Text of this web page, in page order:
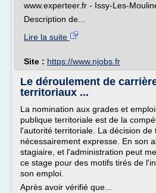
www.experteer.fr - Issy-Les-
Description de...
Lire la suite
Site : https://www.njobs.fr
Le déroulement de
territoriaux ...
La nomination aux grades et
publique territoriale est de la
l'autorité territoriale. La décision de
nécessairement expresse. En son
stagiaire, et l'administration peut
ce stage pour des motifs tirés de
son emploi.
Après avoir vérifié que...